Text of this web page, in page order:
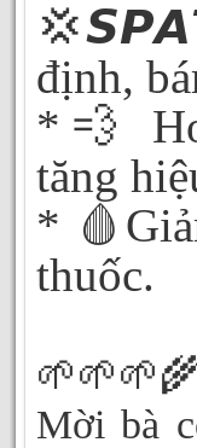
định,
*💨
tăng
*
thuốc.
Mời bà